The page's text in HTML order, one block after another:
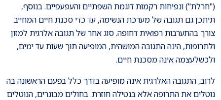
("חרלת") ונפיחות רקמות דוגמת השפתיים והעפעפיים. בנוסף,
תיתכן גם תגובה של מערכת הנשימה, עד כדי סכנת חיים המחייב
צורך בהתערבות רפואית דחופה. סוג אחר של תגובה אלרגית למזון
ולתרופות, הינה התגובה המושהית, המופיעה תוך שעות עד ימים,
ולכשלעצמה אינה מסכנת חיים.
לרוב, התגובה האלרגית אינה מופיעה בדרך כלל בפעם הראשונה בה
נוטלים את התרופה אלא בנטילה חוזרת. בחולים מבוגרים, הנוטלים